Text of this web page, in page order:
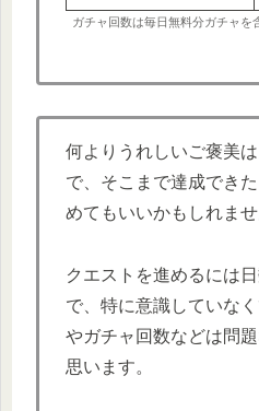
ガチャ回数は毎日無料分ガチャを
何よりうれしいご褒美
で、そこまで達成でき
めてもいいかもしれませ
クエストを進めるには
で、特に意識していな
やガチャ回数などは問
思います。